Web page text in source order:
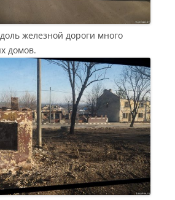
железной дороги много
домов.